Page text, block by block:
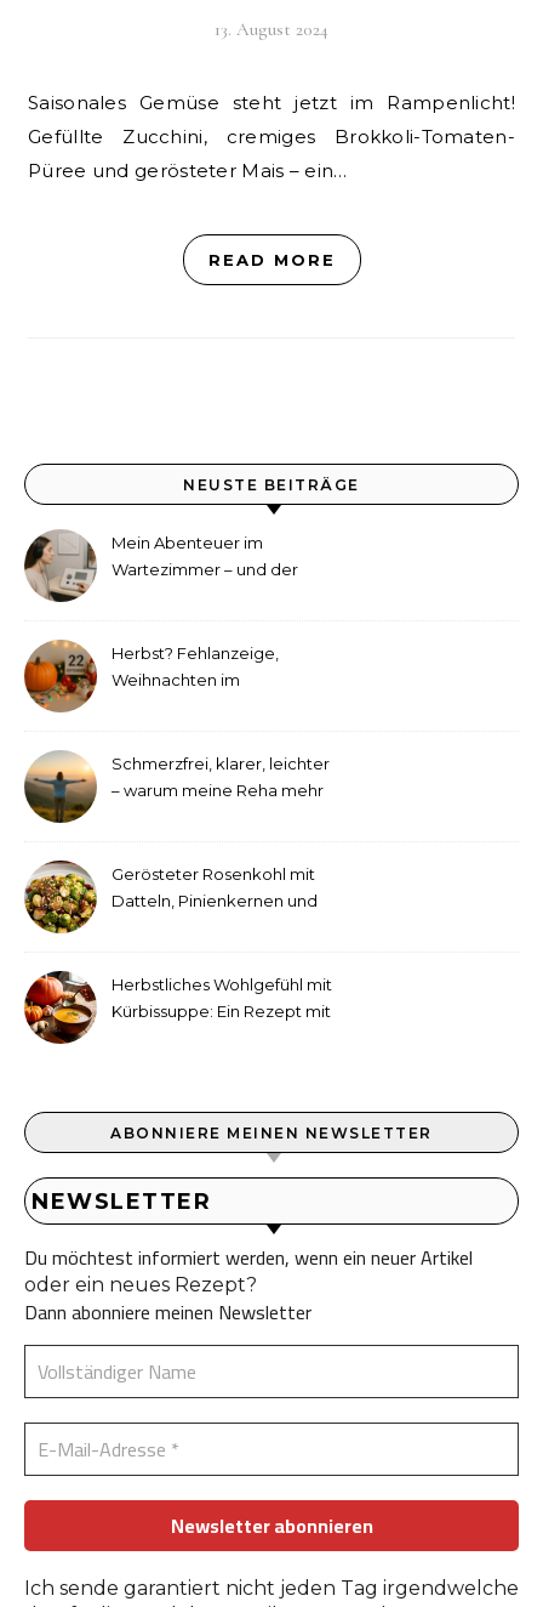
13. August 2024
Saisonales Gemüse steht jetzt im Rampenlicht!
Gefüllte Zucchini, cremiges Brokkoli-Tomaten-
Püree und gerösteter Mais – ein…
READ MORE
NEUSTE BEITRÄGE
Mein Abenteuer im
Wartezimmer – und der
Herbst? Fehlanzeige,
Weihnachten im
Schmerzfrei, klarer, leichter
– warum meine Reha mehr
Gerösteter Rosenkohl mit
Datteln, Pinienkernen und
Herbstliches Wohlgefühl mit
Kürbissuppe: Ein Rezept mit
ABONNIERE MEINEN NEWSLETTER
NEWSLETTER
Du möchtest informiert werden, wenn ein neuer Artikel
oder ein neues Rezept?
Dann abonniere meinen Newsletter
Ich sende garantiert nicht jeden Tag irgendwelche